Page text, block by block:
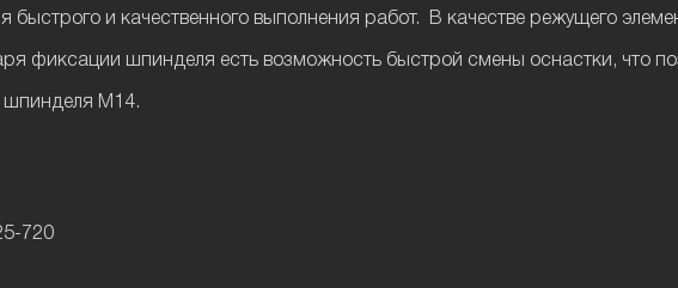
быстрого и качественного выполнения работ. В качестве режущего
фиксации шпинделя есть возможность быстрой смены оснастки, что
шпинделя М14.
720